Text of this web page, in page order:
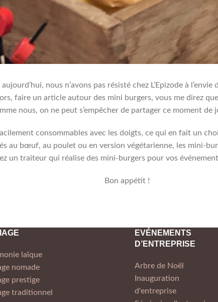
nous n’avons pas résisté chez L’Epizode à
faire un article autour des mini burgers, vous me direz
nous, on ne peut s’empêcher de partager ce moment de
consommables avec les doigts, ce qui en fait un
au bœuf, au poulet ou en version végétarienne, les mini-
un traiteur qui réalise des mini-burgers pour vos
Bon appétit !
laïque
nomade
prestige
traditionnel
EVÉNEMENTS
D’ENTREPRISE
Arbre de Noël
Inauguration
d'entreprise